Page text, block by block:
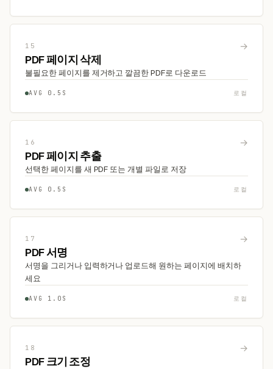
15 →
PDF 페이지 삭제
불필요한 페이지를 제거하고 깔끔한 PDF로 다운로드
AVG 0.5S 로컬
16 →
PDF 페이지 추출
선택한 페이지를 새 PDF 또는 개별 파일로 저장
AVG 0.5S 로컬
17 →
PDF 서명
서명을 그리거나 입력하거나 업로드해 원하는 페이지에 배치하
세요
AVG 1.0S 로컬
18 →
PDF 크기 조정